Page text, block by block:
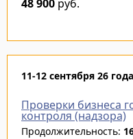
48 900 руб.
11-12 сентября 26 года
Проверки бизнеса
контроля (надзора)
Продолжительность: